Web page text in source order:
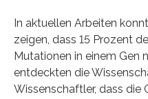
In aktuellen Arbeiten
zeigen, dass 15 Prozent
Mutationen in einem Gen
entdeckten die
Wissenschaftler, dass die